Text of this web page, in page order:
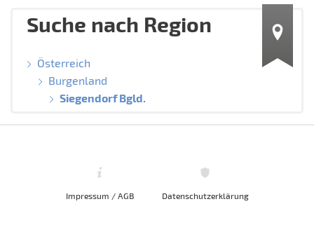
Suche nach Region
Österreich
Burgenland
Siegendorf Bgld.
Impressum / AGB Datenschutzerklärung